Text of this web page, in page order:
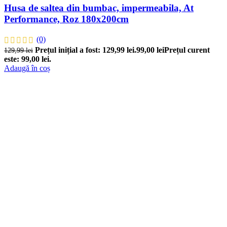
Husa de saltea din bumbac, impermeabila, At
Performance, Roz 180x200cm
(0)
129,99lei Prețul inițial a fost: 129,99 lei.99,00 leiPrețul curent
este: 99,00 lei.
Adaugă în coș